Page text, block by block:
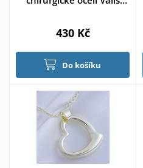
430 Kč
Do košíku